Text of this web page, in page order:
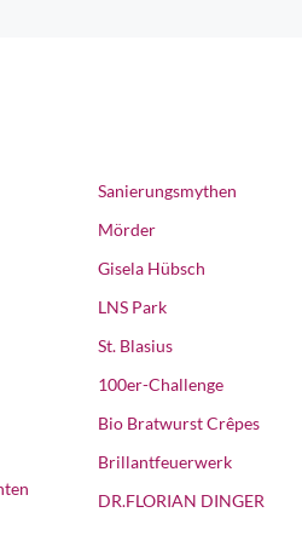
Sanierungsmythen
Mörder
Gisela Hübsch
LNS Park
St. Blasius
100er-Challenge
Bio Bratwurst Crêpes
Brillantfeuerwerk
DR.FLORIAN DINGER